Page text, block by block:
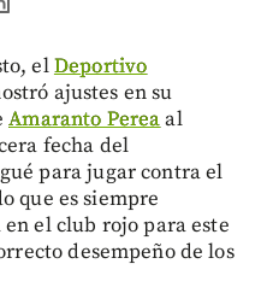
elDeportivo
ajustes en su
Amaranto Pereaal
fecha del
para jugar contra el
que es siempre
el club rojo para este
desempeño de los